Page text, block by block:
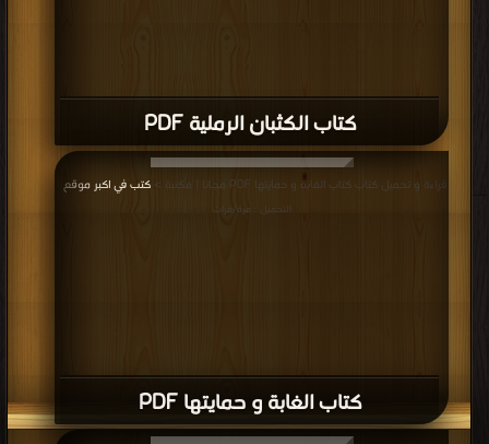
كتاب الكثبان الرملية PDF
كتاب الغابة و حمايتها PDF
قراءة و تحميل كتاب كتاب الغابة و حمايتها PDF مجانا | مكتبة > كتب في اكبر موقع
التحميل : مرة/مرات